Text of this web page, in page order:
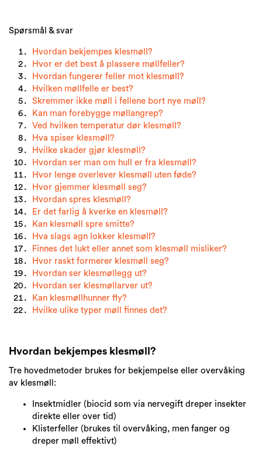
Spørsmål & svar
Hvordan bekjempes klesmøll?
Hvor er det best å plassere møllfeller?
Hvordan fungerer feller mot klesmøll?
Hvilken møllfelle er best?
Skremmer ikke møll i fellene bort nye møll?
Kan man forebygge møllangrep?
Ved hvilken temperatur dør klesmøll?
Hva spiser klesmøll?
Hvilke skader gjør klesmøll?
Hvordan ser man om hull er fra klesmøll?
Hvor lenge overlever klesmøll uten føde?
Hvor gjemmer klesmøll seg?
Hvordan spres klesmøll?
Er det farlig å kverke en klesmøll?
Kan klesmøll spre smitte?
Hva slags agn lokker klesmøll?
Finnes det lukt eller annet som klesmøll misliker?
Hvor raskt formerer klesmøll seg?
Hvordan ser klesmøllegg ut?
Hvordan ser klesmøllarver ut?
Kan klesmøllhunner fly?
Hvilke ulike typer møll finnes det?
Hvordan bekjempes klesmøll?
Tre hovedmetoder brukes for bekjempelse eller overvåking
av klesmøll:
Insektmidler (biocid som via nervegift dreper insekter
direkte eller over tid)
Klisterfeller (brukes til overvåking, men fanger og
dreper møll effektivt)